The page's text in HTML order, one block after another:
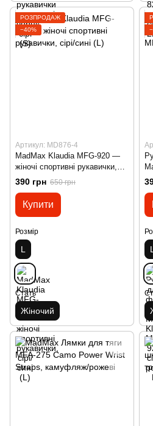
РОЗПРОДАЖ
−40%
Артикул: MD876-4
MadMax Klaudia MFG-920 —
жіночі спортивні рукавички,
сірі/сині (L)
390 грн 650 грн
Купити
Розмір
L
Стать
Жіночий